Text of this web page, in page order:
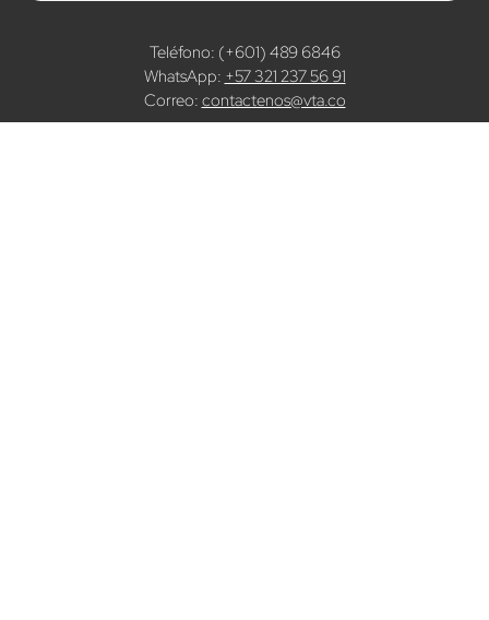
Teléfono: (+601) 489 6846
WhatsApp: +57 321 237 56 91
Correo: contactenos@vta.co